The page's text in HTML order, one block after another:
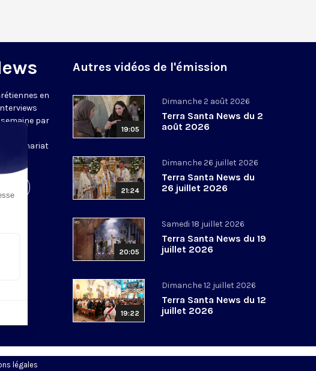
en
par
partenariat
Autres vidéos de l'émission
19:05
Dimanche 2 août 2026
Terra Santa News du 2
août 2026
21:24
Dimanche 26 juillet 2026
Terra Santa News du
26 juillet 2026
20:05
Samedi 18 juillet 2026
Terra Santa News du 19
juillet 2026
19:22
Dimanche 12 juillet 2026
Terra Santa News du 12
juillet 2026
légales